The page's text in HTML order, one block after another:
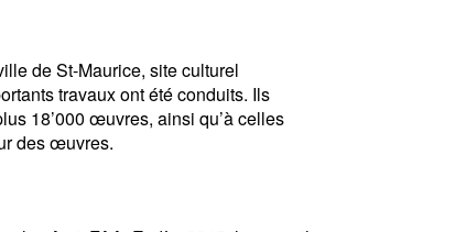
de St-Maurice, site culturel
travaux ont été conduits. Ils
18’000 œuvres, ainsi qu’à celles
des œuvres.